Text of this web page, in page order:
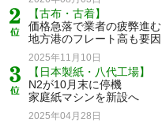
【古布・古着】
価格急落で業者の疲弊進む
地方港のフレート高も要因
2025年11月10日
【日本製紙・八代工場】
N2が10月末に停機
家庭紙マシンを新設へ
2025年04月28日